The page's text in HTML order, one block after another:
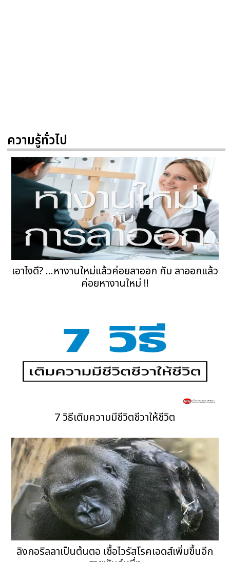
ความรู้ทั่วไป
เอาไงดี? ...หางานใหม่แล้วค่อยลาออก กับ ลาออกแล้ว
ค่อยหางานใหม่ !!
7 วิธีเติมความมีชีวิตชีวาให้ชีวิต
ลิงกอริลลาเป็นต้นตอ เชื้อไวรัสโรคเอดส์เพิ่มขึ้นอีก